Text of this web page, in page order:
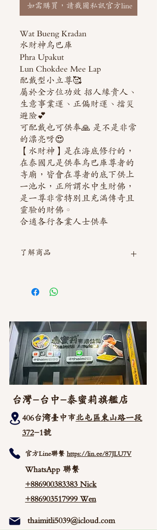
如需購買，請截圖私訊官方line
Wat Bueng Kradan
水財神烏巴庫
Phra Upakut
Lun Chokdee Mee Lap
配戴型小立尊🥰
屬於全方位功效 招人緣貴人、
生意事業運、正偏財運、擋災
避險💕
可配戴也可供奉🙏 是不是非常
的漂亮呀😍
【水財神】是在海底修行的，
在泰國凡是供奉烏巴庫尊者的
寺廟，皆會在尊者的底下供上
一池水，正所謂水中生財佛，
是一尊非常特別且充滿傳奇且
靈驗的財佛。
合適各行各業人士供奉
了解商品
台灣-台中-泰蜜莉旗艦店
406台湾臺中市北屯區東山路一段
372-1號
官方Line聯繫 https://lin.ee/87JLU7V
WhatsApp 聯繫
+886900383383 Nick
+886903517999 Wen
thaimitli5039@icloud.com